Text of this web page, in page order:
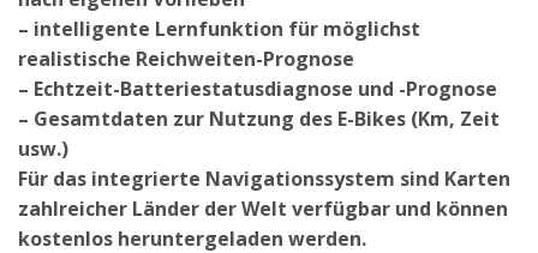
– intelligente Lernfunktion für möglichst
realistische Reichweiten-Prognose
– Echtzeit-Batteriestatusdiagnose und -Prognose
– Gesamtdaten zur Nutzung des E-Bikes (Km, Zeit
usw.)
Für das integrierte Navigationssystem sind Karten
zahlreicher Länder der Welt verfügbar und können
kostenlos heruntergeladen werden.